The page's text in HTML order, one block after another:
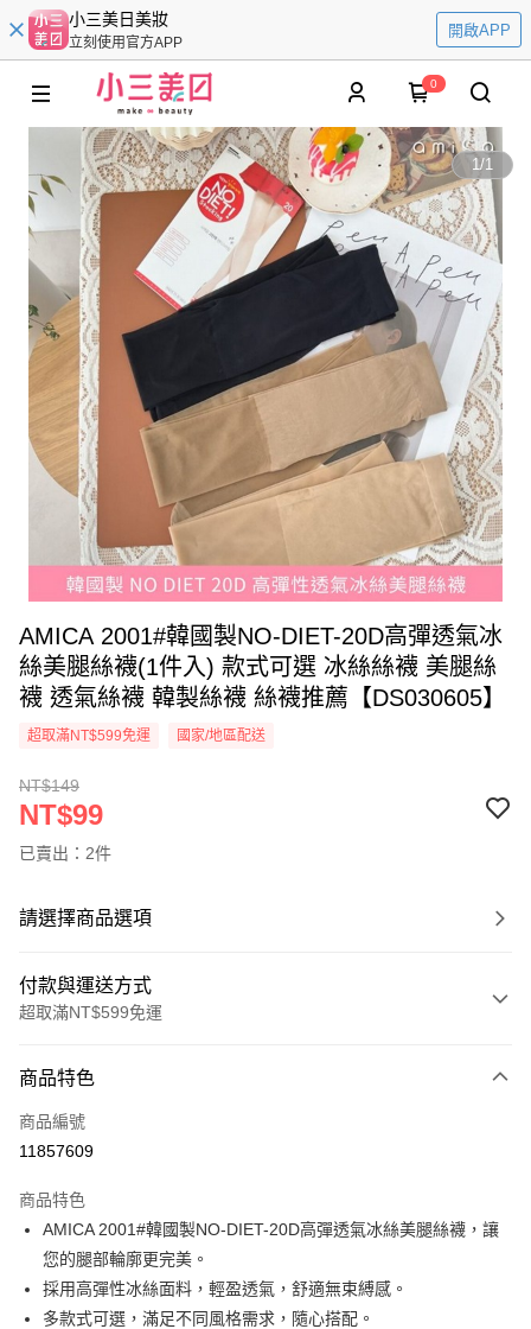
小三美日美妝
立刻使用官方APP
開啟APP
0
1/1
AMICA 2001#韓國製NO-DIET-20D高彈透氣冰
絲美腿絲襪(1件入) 款式可選 冰絲絲襪 美腿絲
襪 透氣絲襪 韓製絲襪 絲襪推薦【DS030605】
超取滿NT$599免運 國家/地區配送
NT$149
NT$99
已賣出：2件
請選擇商品選項
付款與運送方式
超取滿NT$599免運
信用卡一次付款
超商取貨付款
Apple Pay
街口支付
全盈+PAY
商品特色
商品編號
11857609
商品特色
AMICA 2001#韓國製NO-DIET-20D高彈透氣冰絲美腿絲襪，讓
您的腿部輪廓更完美。
採用高彈性冰絲面料，輕盈透氣，舒適無束縛感。
多款式可選，滿足不同風格需求，隨心搭配。